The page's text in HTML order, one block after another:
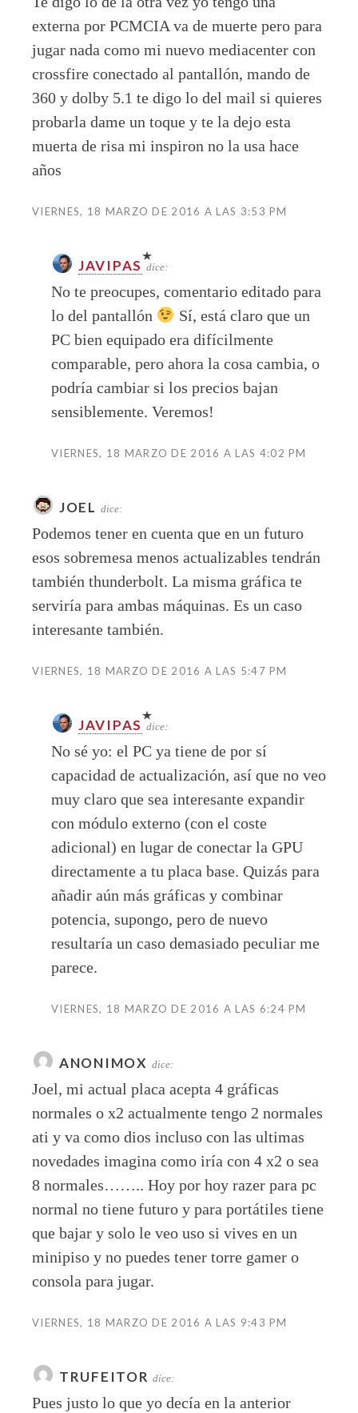
externa por PCMCIA va de muerte pero para
jugar nada como mi nuevo mediacenter con
crossfire conectado al pantallón, mando de
360 y dolby 5.1 te digo lo del mail si quieres
probarla dame un toque y te la dejo esta
muerta de risa mi inspiron no la usa hace
años
VIERNES, 18 MARZO DE 2016 A LAS 3:53 PM
JAVIPAS dice:
No te preocupes, comentario editado para
lo del pantallón
Sí, está claro que un
PC bien equipado era difícilmente
comparable, pero ahora la cosa cambia, o
podría cambiar si los precios bajan
sensiblemente. Veremos!
VIERNES, 18 MARZO DE 2016 A LAS 4:02 PM
JOEL dice:
Podemos tener en cuenta que en un futuro
esos sobremesa menos actualizables tendrán
también thunderbolt. La misma gráfica te
serviría para ambas máquinas. Es un caso
interesante también.
VIERNES, 18 MARZO DE 2016 A LAS 5:47 PM
JAVIPAS dice:
No sé yo: el PC ya tiene de por sí
capacidad de actualización, así que no veo
muy claro que sea interesante expandir
con módulo externo (con el coste
adicional) en lugar de conectar la GPU
directamente a tu placa base. Quizás para
añadir aún más gráficas y combinar
potencia, supongo, pero de nuevo
resultaría un caso demasiado peculiar me
parece.
VIERNES, 18 MARZO DE 2016 A LAS 6:24 PM
ANONIMOX dice:
Joel, mi actual placa acepta 4 gráficas
normales o x2 actualmente tengo 2 normales
ati y va como dios incluso con las ultimas
novedades imagina como iría con 4 x2 o sea
8 normales…….. Hoy por hoy razer para pc
normal no tiene futuro y para portátiles tiene
que bajar y solo le veo uso si vives en un
minipiso y no puedes tener torre gamer o
consola para jugar.
VIERNES, 18 MARZO DE 2016 A LAS 9:43 PM
TRUFEITOR dice:
Pues justo lo que yo decía en la anterior